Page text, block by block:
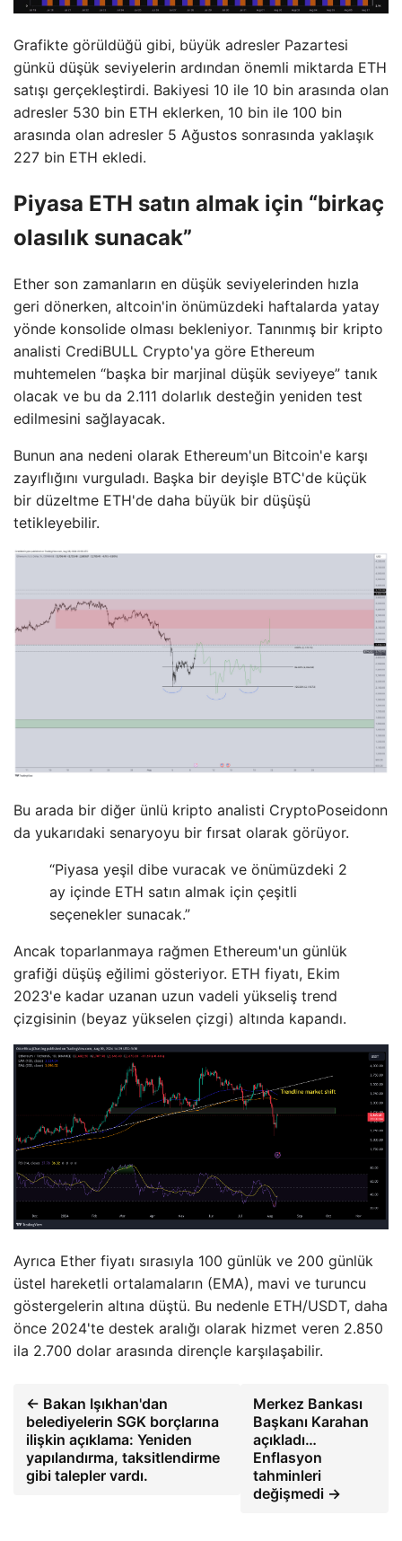
Grafikte görüldüğü gibi, büyük adresler Pazartesi
günkü düşük seviyelerin ardından önemli miktarda ETH
satışı gerçekleştirdi. Bakiyesi 10 ile 10 bin arasında olan
adresler 530 bin ETH eklerken, 10 bin ile 100 bin
arasında olan adresler 5 Ağustos sonrasında yaklaşık
227 bin ETH ekledi.
Piyasa ETH satın almak için “birkaç
olasılık sunacak”
Ether son zamanların en düşük seviyelerinden hızla
geri dönerken, altcoin'in önümüzdeki haftalarda yatay
yönde konsolide olması bekleniyor. Tanınmış bir kripto
analisti CrediBULL Crypto'ya göre Ethereum
muhtemelen “başka bir marjinal düşük seviyeye” tanık
olacak ve bu da 2.111 dolarlık desteğin yeniden test
edilmesini sağlayacak.
Bunun ana nedeni olarak Ethereum'un Bitcoin'e karşı
zayıflığını vurguladı. Başka bir deyişle BTC'de küçük
bir düzeltme ETH'de daha büyük bir düşüşü
tetikleyebilir.
Bu arada bir diğer ünlü kripto analisti CryptoPoseidonn
da yukarıdaki senaryoyu bir fırsat olarak görüyor.
“Piyasa yeşil dibe vuracak ve önümüzdeki 2
ay içinde ETH satın almak için çeşitli
seçenekler sunacak.”
Ancak toparlanmaya rağmen Ethereum'un günlük
grafiği düşüş eğilimi gösteriyor. ETH fiyatı, Ekim
2023'e kadar uzanan uzun vadeli yükseliş trend
çizgisinin (beyaz yükselen çizgi) altında kapandı.
Ayrıca Ether fiyatı sırasıyla 100 günlük ve 200 günlük
üstel hareketli ortalamaların (EMA), mavi ve turuncu
göstergelerin altına düştü. Bu nedenle ETH/USDT, daha
önce 2024'te destek aralığı olarak hizmet veren 2.850
ila 2.700 dolar arasında dirençle karşılaşabilir.
← Bakan Işıkhan'dan
belediyelerin SGK borçlarına
ilişkin açıklama: Yeniden
yapılandırma, taksitlendirme
gibi talepler vardı.
Merkez Bankası
Başkanı Karahan
açıkladı…
Enflasyon
tahminleri
değişmedi →